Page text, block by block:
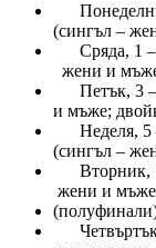
(сингъл –
Сряда, 1 –
жени и
Петък, 3 –
и мъже;
Неделя, 5
(сингъл –
Вторник, 7
жени и